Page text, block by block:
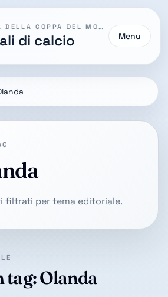
LA STORIA DELLA COPPA DEL MONDO
di calcio Menu
filtrati per tema editoriale.
Olanda